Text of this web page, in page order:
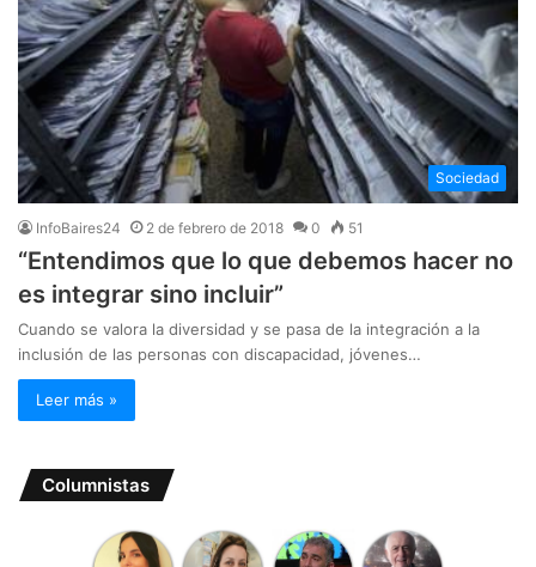
Sociedad
InfoBaires24 2 de febrero de 2018 0 51
“Entendimos que lo que debemos hacer no
es integrar sino incluir”
Cuando se valora la diversidad y se pasa de la integración a la
inclusión de las personas con discapacidad, jóvenes…
Leer más »
Columnistas